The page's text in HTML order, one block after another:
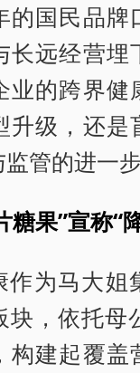
的国民品牌
长远经营埋
业的跨界健
升级，还是
管的进一步
糖果”宣称“
作为马大姐
块，依托母
构建起覆盖